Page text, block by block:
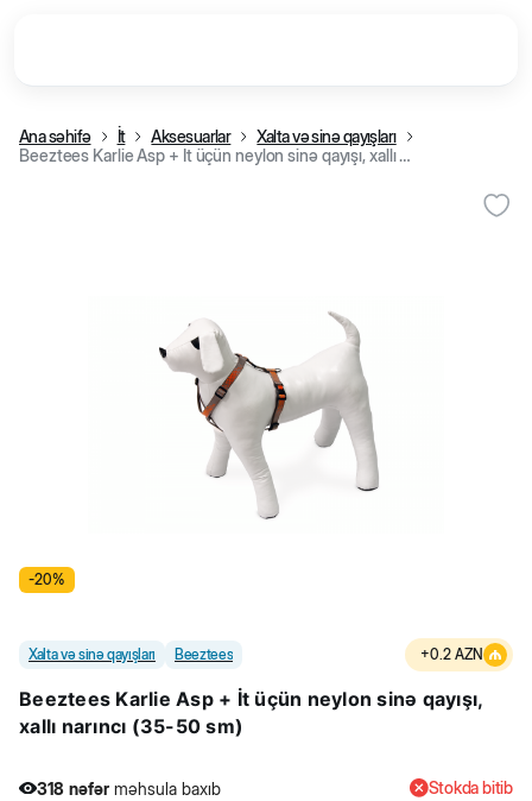
Ana səhifə İt Aksesuarlar
Xalta və sinə qayışları
Beeztees Karlie Asp + İt üçün neylon sinə qayışı, xallı narıncı (35-50 sm)
-20%
Xalta və sinə qayışları Beeztees +0.2 AZN
Beeztees Karlie Asp + İt üçün neylon sinə qayışı,
xallı narıncı (35-50 sm)
318 nəfər məhsula baxıb Stokda bitib